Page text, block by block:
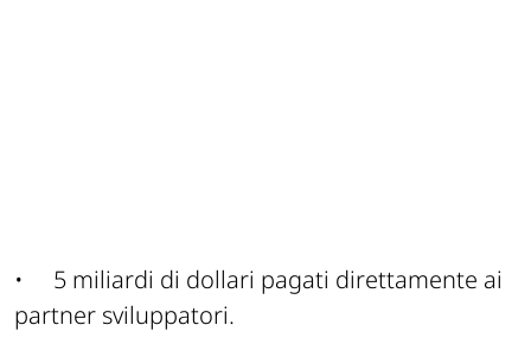
• 5 miliardi di dollari pagati direttamente ai
partner sviluppatori.